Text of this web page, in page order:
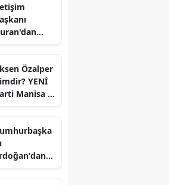
Özalper
YENİ
Manisa İl